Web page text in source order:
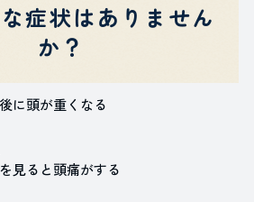
症状はありません
か？
に頭が重くなる
見ると頭痛がする